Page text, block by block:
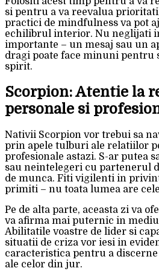
si pentru a va reevalua
practici de mindfulness va pot
echilibrul interior. Nu neglijati
importante – un mesaj sau un
dragi poate face minuni pentru
spirit.
Scorpion: Atentie la
personale si
Nativii Scorpion vor trebui sa
prin apele tulburi ale relatiilor
profesionale astazi. S-ar putea
sau neintelegeri cu partenerul
de munca. Fiti vigilenti in
primiti – nu toata lumea are
Pe de alta parte, aceasta zi va
va afirma mai puternic in
Abilitatile voastre de lider si
situatii de criza vor iesi in
caracteristica pentru a
ale celor din jur.